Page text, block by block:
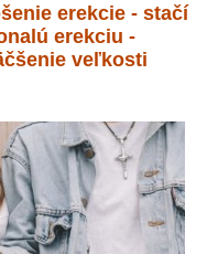
erekcie - stačí
erekciu -
veľkosti